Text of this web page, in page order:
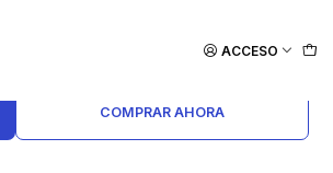
ACCESO
COMPRAR AHORA